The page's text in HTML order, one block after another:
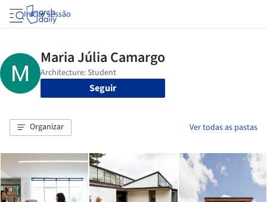
Iniciar sessão
Seguir
Organizar Ver todas as pastas